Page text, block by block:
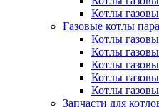
Котлы
Газовые котлы
Котлы
Котлы
Котлы
Котлы
Котлы
Запчасти для